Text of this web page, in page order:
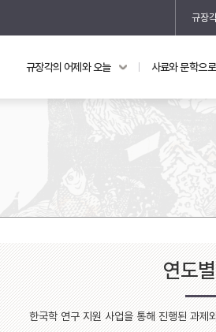
규장
의궤와 지리지
규장각의 어제와 오늘 사료와 문학으
연도
한국학 연구 지원 사업을 통해 진행된 과제